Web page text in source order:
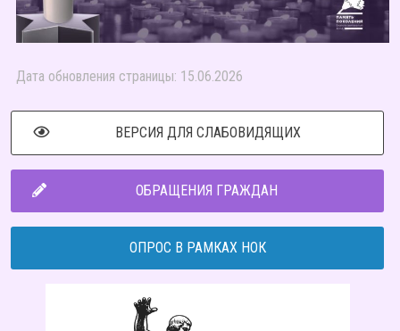
Дата обновления страницы: 15.06.2026
ВЕРСИЯ ДЛЯ СЛАБОВИДЯЩИХ
ОБРАЩЕНИЯ ГРАЖДАН
ОПРОС В РАМКАХ НОК